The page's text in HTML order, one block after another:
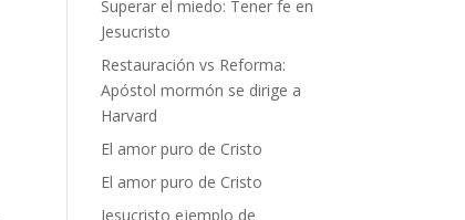
Superar el miedo: Tener fe en
Jesucristo
Restauración vs Reforma:
Apóstol mormón se dirige a
Harvard
El amor puro de Cristo
El amor puro de Cristo
Jesucristo ejemplo de